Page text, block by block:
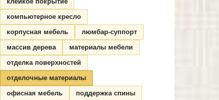
компьютерное кресло
корпусная мебель
люмбар-суппорт
массив дерева
материалы мебели
отделка поверхностей
отделочные материалы
офисная мебель
поддержка спины